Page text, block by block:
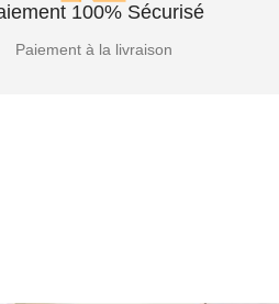
100% Sécurisé
Paiement à la livraison